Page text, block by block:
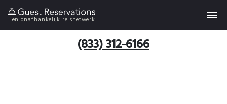
Een onafhankelijk reisnetwerk
(833) 312-6166